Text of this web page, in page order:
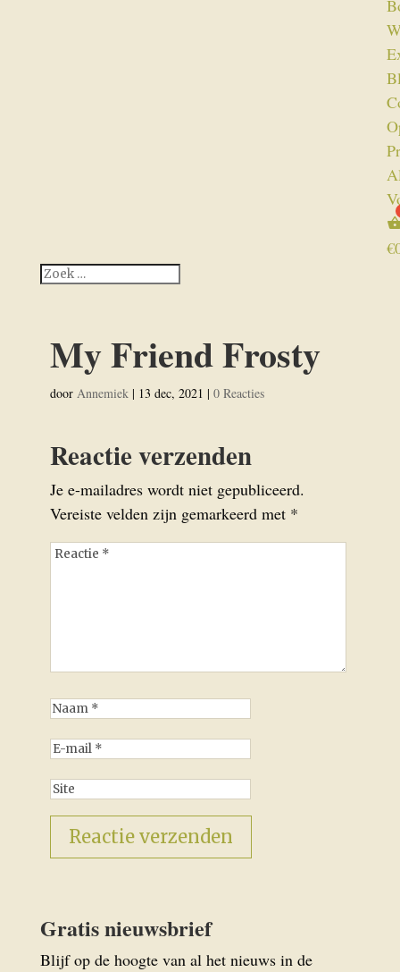
€
My Friend Frosty
door Annemiek| 13 dec, 2021 | 0 Reacties
Reactie verzenden
Je e-mailadres wordt niet gepubliceerd.
Vereiste velden zijn gemarkeerd met *
Gratis nieuwsbrief
Blijf op de hoogte van al het nieuws in de